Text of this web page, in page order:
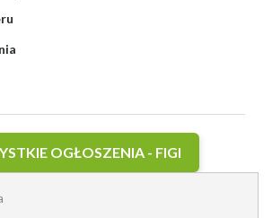
OGŁOSZENIA - FIGI